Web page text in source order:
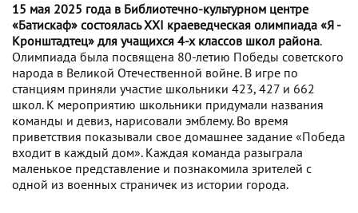
15 мая 2025 года в Библиотечно-культурном центре
«Батискаф» состоялась XXI краеведческая олимпиада «Я -
Кронштадтец» для учащихся 4-х классов школ района.
Олимпиада была посвящена 80-летию Победы советского
народа в Великой Отечественной войне. В игре по
станциям приняли участие школьники 423, 427 и 662
школ. К мероприятию школьники придумали названия
команды и девиз, нарисовали эмблему. Во время
приветствия показывали свое домашнее задание «Победа
входит в каждый дом». Каждая команда разыграла
маленькое представление и познакомила зрителей с
одной из военных страничек из истории города.